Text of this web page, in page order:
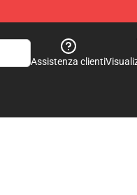
Assistenza clienti